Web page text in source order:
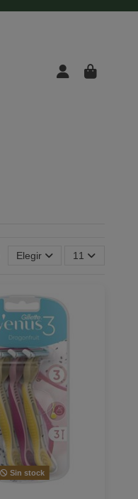
Elegir 11
Sin stock